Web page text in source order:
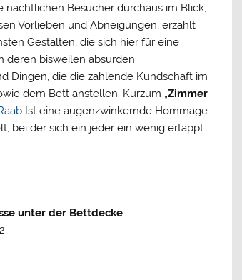
nächtlichen Besucher durchaus im Blick,
Vorlieben und Abneigungen, erzählt
Gestalten, die sich hier für eine
deren bisweilen absurden
Dingen, die die zahlende Kundschaft im
dem Bett anstellen. Kurzum „Zimmer
Ist eine augenzwinkernde Hommage
bei der sich ein jeder ein wenig ertappt
unter der Bettdecke